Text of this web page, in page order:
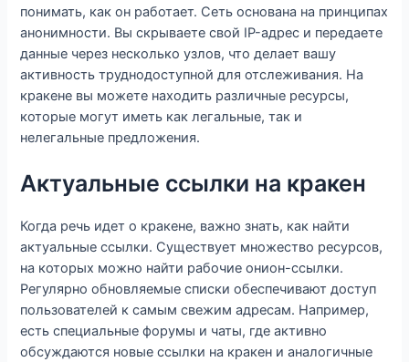
понимать, как он работает. Сеть основана на принципах
анонимности. Вы скрываете свой IP-адрес и передаете
данные через несколько узлов, что делает вашу
активность труднодоступной для отслеживания. На
кракене вы можете находить различные ресурсы,
которые могут иметь как легальные, так и
нелегальные предложения.
Актуальные ссылки на кракен
Когда речь идет о кракене, важно знать, как найти
актуальные ссылки. Существует множество ресурсов,
на которых можно найти рабочие онион-ссылки.
Регулярно обновляемые списки обеспечивают доступ
пользователей к самым свежим адресам. Например,
есть специальные форумы и чаты, где активно
обсуждаются новые ссылки на кракен и аналогичные